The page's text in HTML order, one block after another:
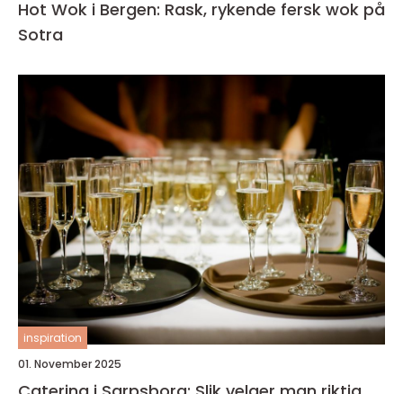
Hot Wok i Bergen: Rask, rykende fersk wok på
Sotra
inspiration
01. November 2025